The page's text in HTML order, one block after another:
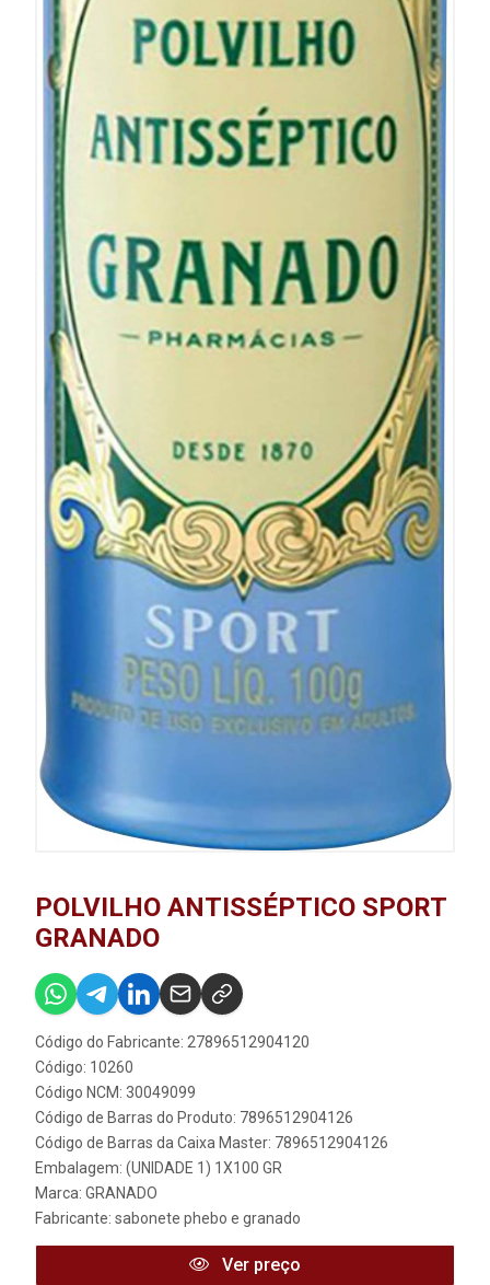
POLVILHO ANTISSÉPTICO SPORT
GRANADO
Código do Fabricante: 27896512904120
Código: 10260
Código NCM: 30049099
Código de Barras do Produto: 7896512904126
Código de Barras da Caixa Master: 7896512904126
Embalagem: (UNIDADE 1) 1X100 GR
Marca: GRANADO
Fabricante: sabonete phebo e granado
Ver preço